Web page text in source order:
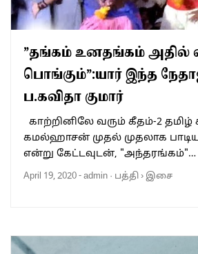
”தங்கம் உனதங்கம் அதில்
பொங்கும்”:யார் இந்த
ப.கவிதா குமார்
காற்றினிலே வரும் கீதம்-2 தமிழ்
கமல்ஹாசன் முதல் முதலாக பாடிய
என்று கேட்டவுடன், "அந்தரங்கம்"…
April 19, 2020-admin · பத்தி› இசை